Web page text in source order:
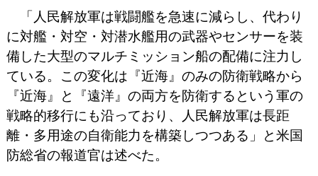
「人民解放軍は戦闘艦を急速に減らし、代わり
に対艦・対空・対潜水艦用の武器やセンサーを装
備した大型のマルチミッション船の配備に注力し
ている。この変化は『近海』のみの防衛戦略から
『近海』と『遠洋』の両方を防衛するという軍の
戦略的移行にも沿っており、人民解放軍は長距
離・多用途の自衛能力を構築しつつある」と米国
防総省の報道官は述べた。